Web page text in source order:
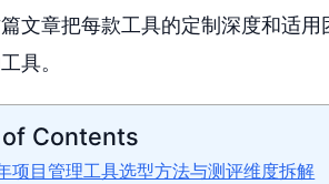
文章把每款工具的定制深度和适
具。
Contents
项目管理工具选型方法与测评维度拆解